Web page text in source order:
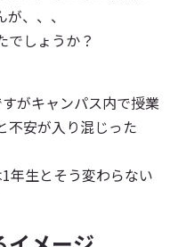
、、、
でしょうか？
がキャンパス内で授業
不安が入り混じった
年生とそう変わらない